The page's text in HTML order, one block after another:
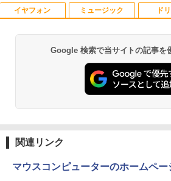
1
【500円クーポン
D 1920×1080
光沢 1000:1 高コ
5/Switch/PC/スマ
￥8,490
2
1
【送料無料】感動
／Infographic．
イヤフォン
Anker Soundcore
￥7,990
ミュージック
BRUCE WAYNE
[Explicit]
￥250
￥250
ド
【Amazon.co.jp限
ET ラベルレス ×8本
￥1,112
ットル (Smart
薬屋のひとりごと
ンガンコミックス)
￥770
￥832
Google 検索で当サイトの記事を
関連リンク
マウスコンピューターのホームペー